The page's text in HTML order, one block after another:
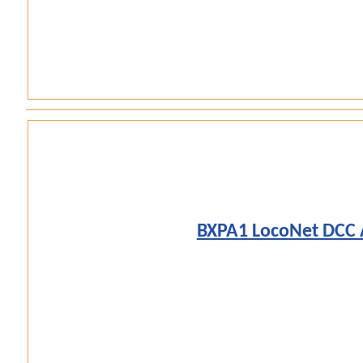
BXPA1 LocoNet